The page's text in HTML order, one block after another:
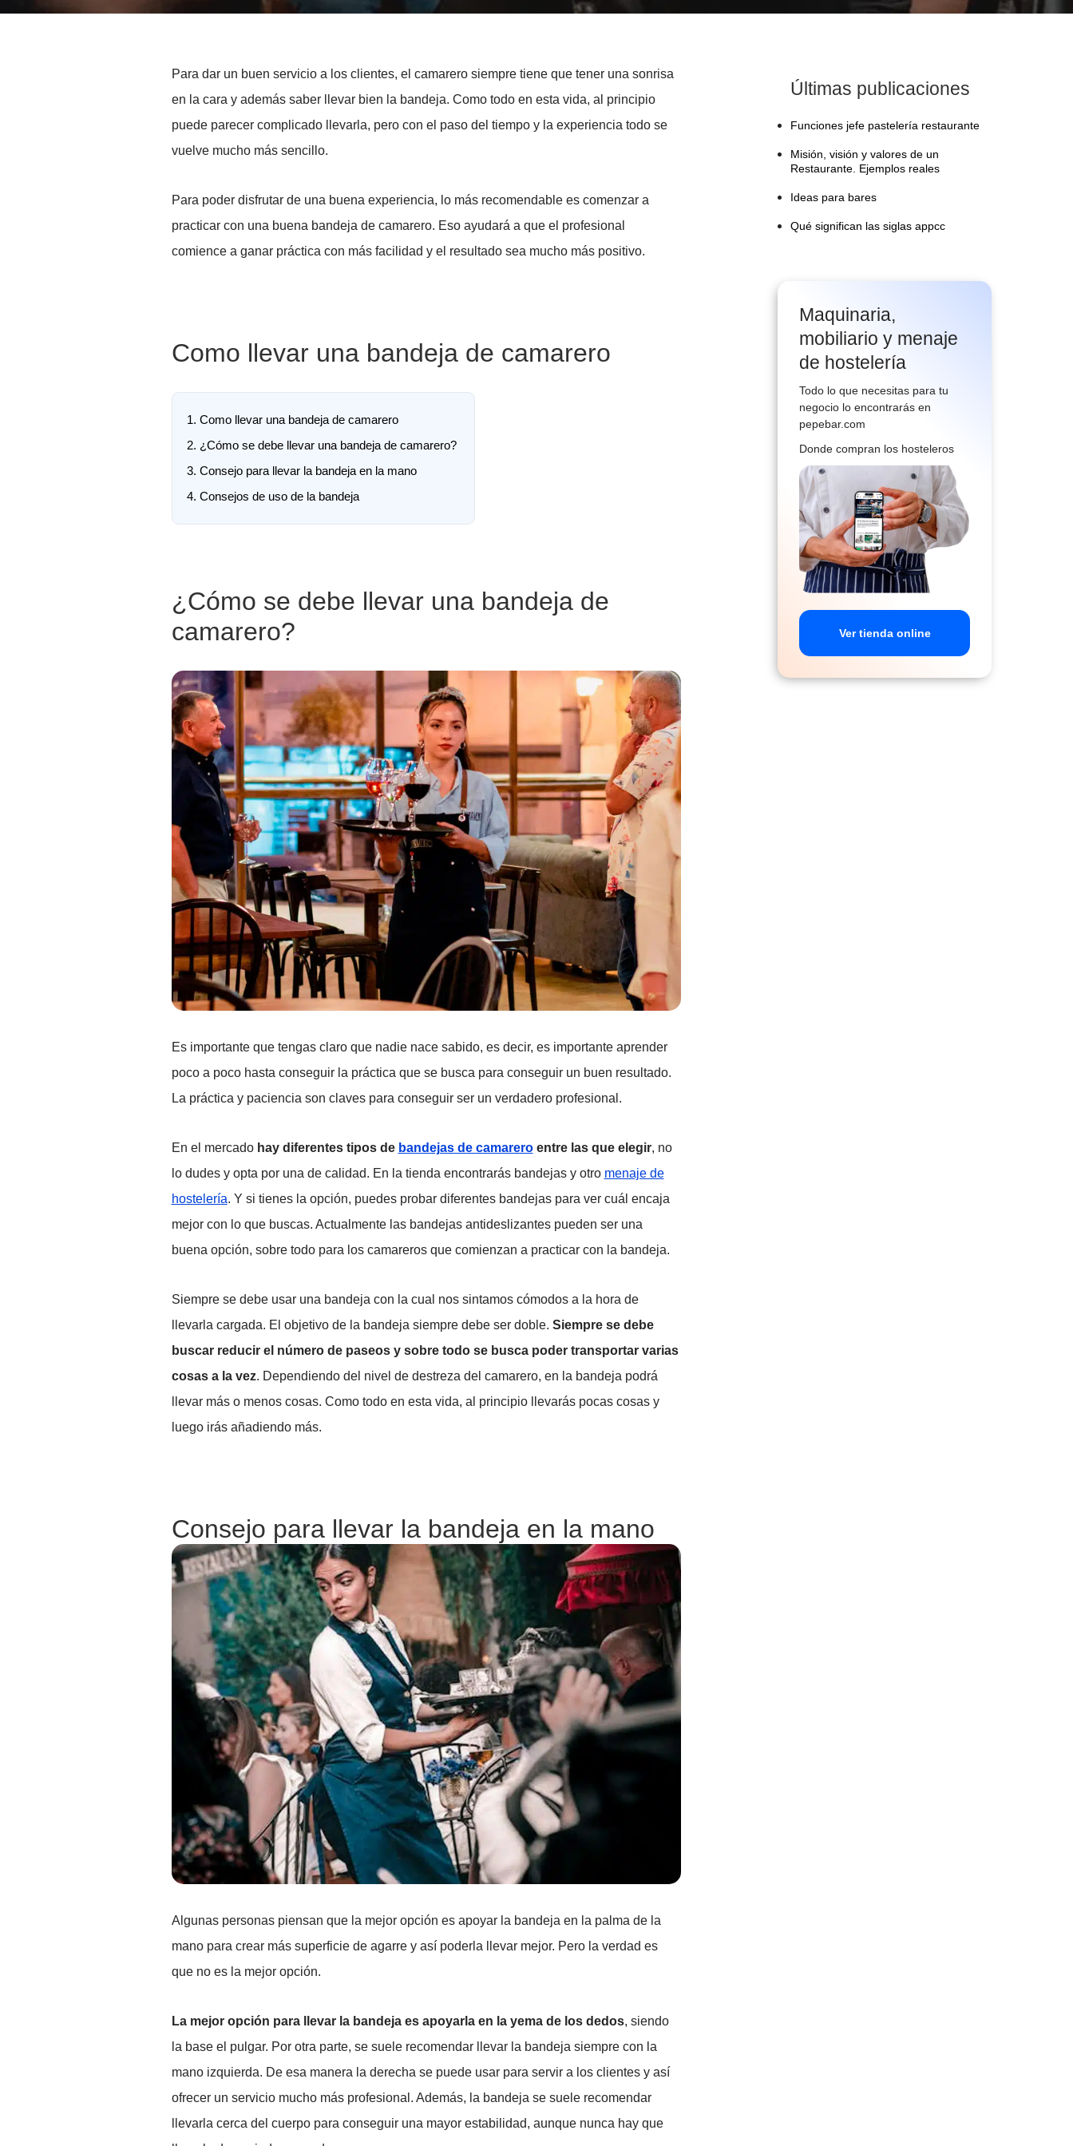
Para dar un buen servicio a los clientes, el camarero siempre tiene que tener una sonrisa
en la cara y además saber llevar bien la bandeja. Como todo en esta vida, al principio
puede parecer complicado llevarla, pero con el paso del tiempo y la experiencia todo se
vuelve mucho más sencillo.
Para poder disfrutar de una buena experiencia, lo más recomendable es comenzar a
practicar con una buena bandeja de camarero. Eso ayudará a que el profesional
comience a ganar práctica con más facilidad y el resultado sea mucho más positivo.
Como llevar una bandeja de camarero
1. Como llevar una bandeja de camarero
2. ¿Cómo se debe llevar una bandeja de camarero?
3. Consejo para llevar la bandeja en la mano
4. Consejos de uso de la bandeja
¿Cómo se debe llevar una bandeja de
camarero?
Es importante que tengas claro que nadie nace sabido, es decir, es importante aprender
poco a poco hasta conseguir la práctica que se busca para conseguir un buen resultado.
La práctica y paciencia son claves para conseguir ser un verdadero profesional.
En el mercado hay diferentes tipos de bandejas de camareroentre las que elegir, no
lo dudes y opta por una de calidad. En la tienda encontrarás bandejas y otro menaje de
hostelería. Y si tienes la opción, puedes probar diferentes bandejas para ver cuál encaja
mejor con lo que buscas. Actualmente las bandejas antideslizantes pueden ser una
buena opción, sobre todo para los camareros que comienzan a practicar con la bandeja.
Siempre se debe usar una bandeja con la cual nos sintamos cómodos a la hora de
llevarla cargada. El objetivo de la bandeja siempre debe ser doble. Siempre se debe
buscar reducir el número de paseos y sobre todo se busca poder transportar varias
cosas a la vez. Dependiendo del nivel de destreza del camarero, en la bandeja podrá
llevar más o menos cosas. Como todo en esta vida, al principio llevarás pocas cosas y
luego irás añadiendo más.
Consejo para llevar la bandeja en la mano
Algunas personas piensan que la mejor opción es apoyar la bandeja en la palma de la
mano para crear más superficie de agarre y así poderla llevar mejor. Pero la verdad es
que no es la mejor opción.
La mejor opción para llevar la bandeja es apoyarla en la yema de los dedos, siendo
la base el pulgar. Por otra parte, se suele recomendar llevar la bandeja siempre con la
mano izquierda. De esa manera la derecha se puede usar para servir a los clientes y así
ofrecer un servicio mucho más profesional. Además, la bandeja se suele recomendar
llevarla cerca del cuerpo para conseguir una mayor estabilidad, aunque nunca hay que
Últimas publicaciones
Funciones jefe pastelería restaurante
Misión, visión y valores de un
Restaurante. Ejemplos reales
Ideas para bares
Qué significan las siglas appcc
Maquinaria,
mobiliario y menaje
de hostelería
Todo lo que necesitas para tu
negocio lo encontrarás en
pepebar.com
Donde compran los hosteleros
Ver tienda online